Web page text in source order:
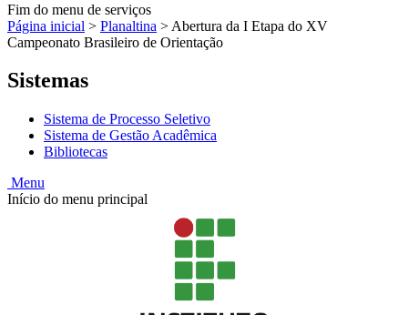
Fim do menu de serviços
Página inicial > Planaltina > Abertura da I Etapa do XV
Campeonato Brasileiro de Orientação
Sistemas
Sistema de Processo Seletivo
Sistema de Gestão Acadêmica
Bibliotecas
Menu
Início do menu principal